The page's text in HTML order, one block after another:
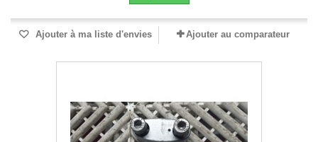
Ajouter à ma liste d'envies Ajouter au comparateur